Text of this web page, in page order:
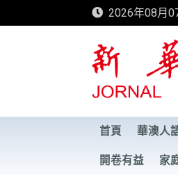
to
2026年08月
新華
首頁 華澳人
開卷有益 家